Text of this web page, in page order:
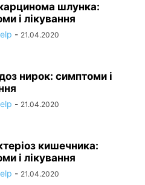
шлунка:
і лікування
- 21.04.2020
нирок: симптоми і
- 21.04.2020
кишечника:
і лікування
- 21.04.2020